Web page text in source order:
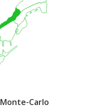
Monte-Carlo